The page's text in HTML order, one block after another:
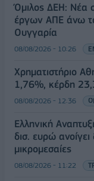
Όμιλος ΔΕΗ: Νέα
έργων ΑΠΕ άνω
Ουγγαρία
08/08/2026 - 10:26
Χρηματιστήριο
1,76%, κέρδη
08/08/2026 - 12:36
Ελληνική
δισ. ευρώ
μικρομεσαίες
08/08/2026 - 11:22